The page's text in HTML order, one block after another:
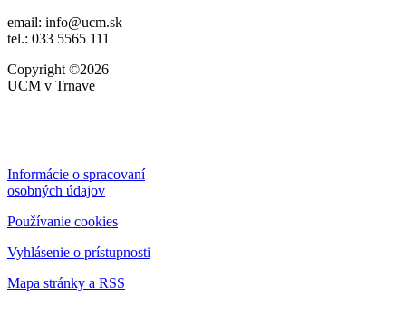
email: info@ucm.sk
tel.: 033 5565 111
Copyright ©2026
UCM v Trnave
Informácie o spracovaní
osobných údajov
Používanie cookies
Vyhlásenie o prístupnosti
Mapa stránky a RSS